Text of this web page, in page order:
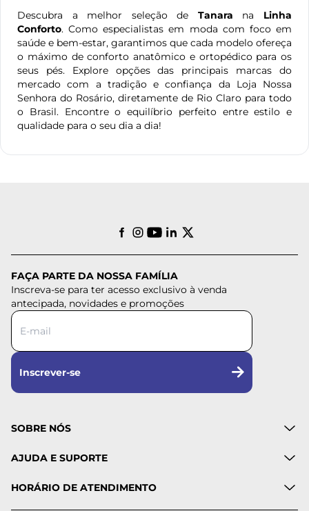
Descubra a melhor seleção de Tanara na Linha
Conforto. Como especialistas em moda com foco em
saúde e bem-estar, garantimos que cada modelo ofereça
o máximo de conforto anatômico e ortopédico para os
seus pés. Explore opções das principais marcas do
mercado com a tradição e confiança da Loja Nossa
Senhora do Rosário, diretamente de Rio Claro para todo
o Brasil. Encontre o equilíbrio perfeito entre estilo e
qualidade para o seu dia a dia!
FAÇA PARTE DA NOSSA FAMÍLIA
Inscreva-se para ter acesso exclusivo à venda
antecipada, novidades e promoções
Inscrever-se
SOBRE NÓS
AJUDA E SUPORTE
HORÁRIO DE ATENDIMENTO